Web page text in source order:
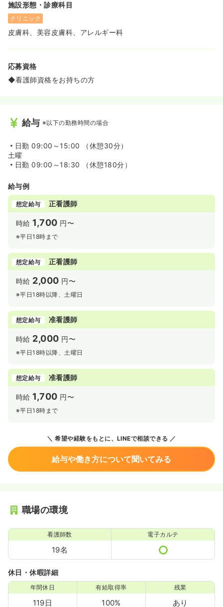
施設形態・診療科目
クリニック
皮膚科、美容皮膚科、アレルギー科
応募資格
◆看護師資格をお持ちの方
給与 ※以下の勤務時間の場合
日勤 09:00～15:00 （休憩30分）
土曜
日勤 09:00～18:30 （休憩180分）
給与例
想定給与 正看護師
時給 1,700 円〜
※平日18時まで
想定給与 正看護師
時給 2,000 円〜
※平日18時以降、土曜日
想定給与 准看護師
時給 2,000 円〜
※平日18時以降、土曜日
想定給与 准看護師
時給 1,700 円〜
※平日18時まで
希望や経験をもとに、LINEで相談できる
給与や働き方について聞いてみる
職場の環境
看護師数
19名
電子カルテ
休日・休暇詳細
年間休日
119日
有給取得率
100%
残業
あり